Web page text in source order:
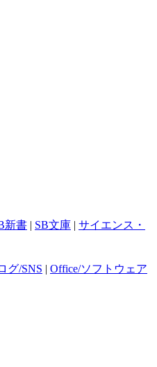
新書 | SB文庫 | サイエンス・
グ/SNS | Office/ソフトウェア